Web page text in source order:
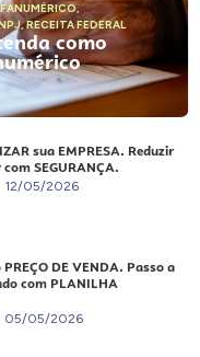
,
,RECEITA FEDERAL
como
sua EMPRESA. Reduzir
SEGURANÇA.
12/05/2026
DE VENDA. Passo a
com PLANILHA
05/05/2026